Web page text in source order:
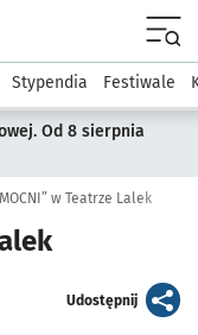
Kultura
Stypendia Festiwale
Od 8 sierpnia
w Teatrze Lalek
Udostępnijartykuł